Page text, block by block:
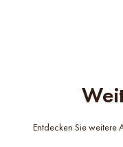
Entdecken Sie weitere